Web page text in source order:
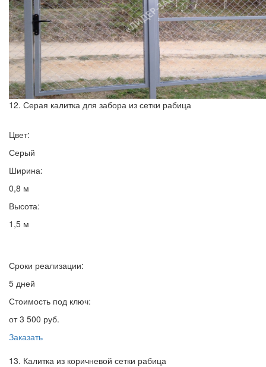
12. Серая калитка для забора из сетки рабица
Цвет:
Серый
Ширина:
0,8 м
Высота:
1,5 м
Сроки реализации:
5 дней
Стоимость под ключ:
от 3 500 руб.
Заказать
13. Калитка из коричневой сетки рабица